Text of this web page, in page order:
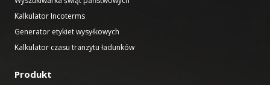
Kalkulator Incoterms
Generator etykiet wysyłkowych
Kalkulator czasu tranzytu ładunków
Produkt